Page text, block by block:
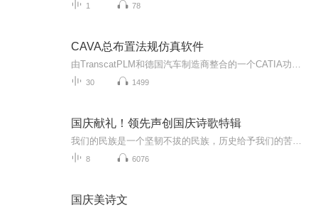
1 78
CAVA总布置法规仿真软件
30 1499
国庆献礼！领先声创国庆诗歌特辑
8 6076
国庆美诗文